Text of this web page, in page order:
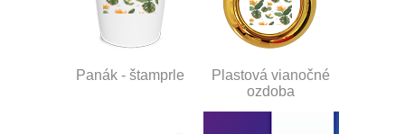
Panák - štamprle
Plastová vianočné
ozdoba